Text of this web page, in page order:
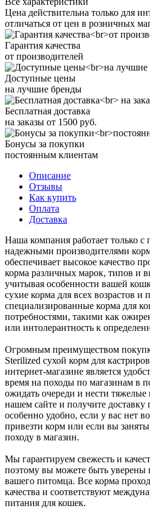
Цена действительна только для
отличаться от цен в розничных
Гарантия качества
от производителей
Доступные цены
на лучшие бренды
Бесплатная доставка
на заказы от 1500 руб.
Бонусы за покупки
постоянным клиентам
Описание
Отзывы
Как купить
Оплата
Доставка
Наша компания работает только
надежными производителями
обеспечивает высокое качество
корма различных марок, типов и
учитывая особенности вашей
сухие корма для всех возрастов и
специализированные корма для
потребностями, такими как
или интолерантность к
Огромным преимуществом
Sterilized сухой корм для
интернет-магазине является
время на походы по магазинам в
ожидать очереди и нести тяжелые
нашем сайте и получите
особенно удобно, если у вас нет
привезти корм или если вы
походу в магазин.
Мы гарантируем свежесть и
поэтому вы можете быть уверены
вашего питомца. Все корма
качества и соответствуют
питания для кошек.